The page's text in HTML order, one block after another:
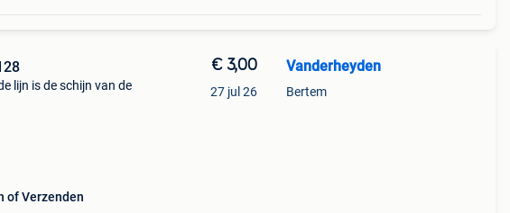
lijn is de schijn van de
of Verzenden
€ 3,00
27 jul 26
Vanderheyden
Bertem